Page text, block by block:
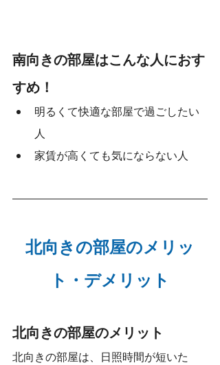
南向きの部屋はこんな人におす
すめ！
明るくて快適な部屋で過ごしたい
人
家賃が高くても気にならない人
北向きの部屋のメリッ
ト・デメリット
北向きの部屋のメリット
北向きの部屋は、日照時間が短いた